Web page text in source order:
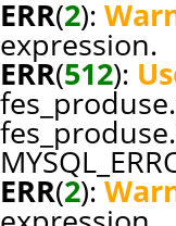
ERR(2):
expression.
ERR(512):
ERR(2):